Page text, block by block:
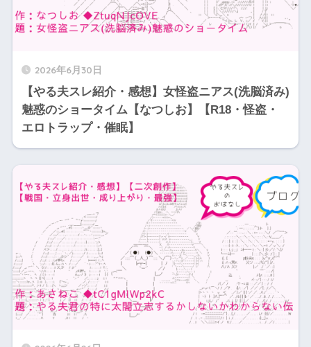
2026年6月30日
【やる夫スレ紹介・感想】女怪盗ニアス(洗脳済み)
魅惑のショータイム【なつしお】【R18・怪盗・
エロトラップ・催眠】